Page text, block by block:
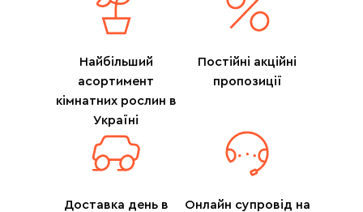
Найбільший
асортимент
кімнатних рослин в
Україні
Постійні акційні
пропозиції
Доставка день в
Онлайн супровід на